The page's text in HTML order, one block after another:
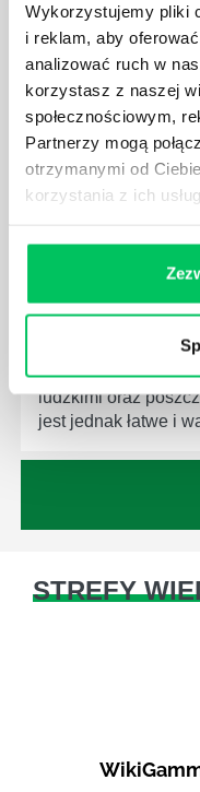
Wykorzystujemy pliki
i reklam, aby
analizować ruch w
korzystasz z naszej
społecznościowym,
Partnerzy mogą
otrzymanymi od
korzystania z ich usług.
JAK
KOMPETENCJE
Menedżer to
firmie. Osoba je
za realizację
działu.
KAŻDY
Istnieje wiele metod
się niezwykle
ludzkimi oraz
jest jednak łatwe i
STREFY